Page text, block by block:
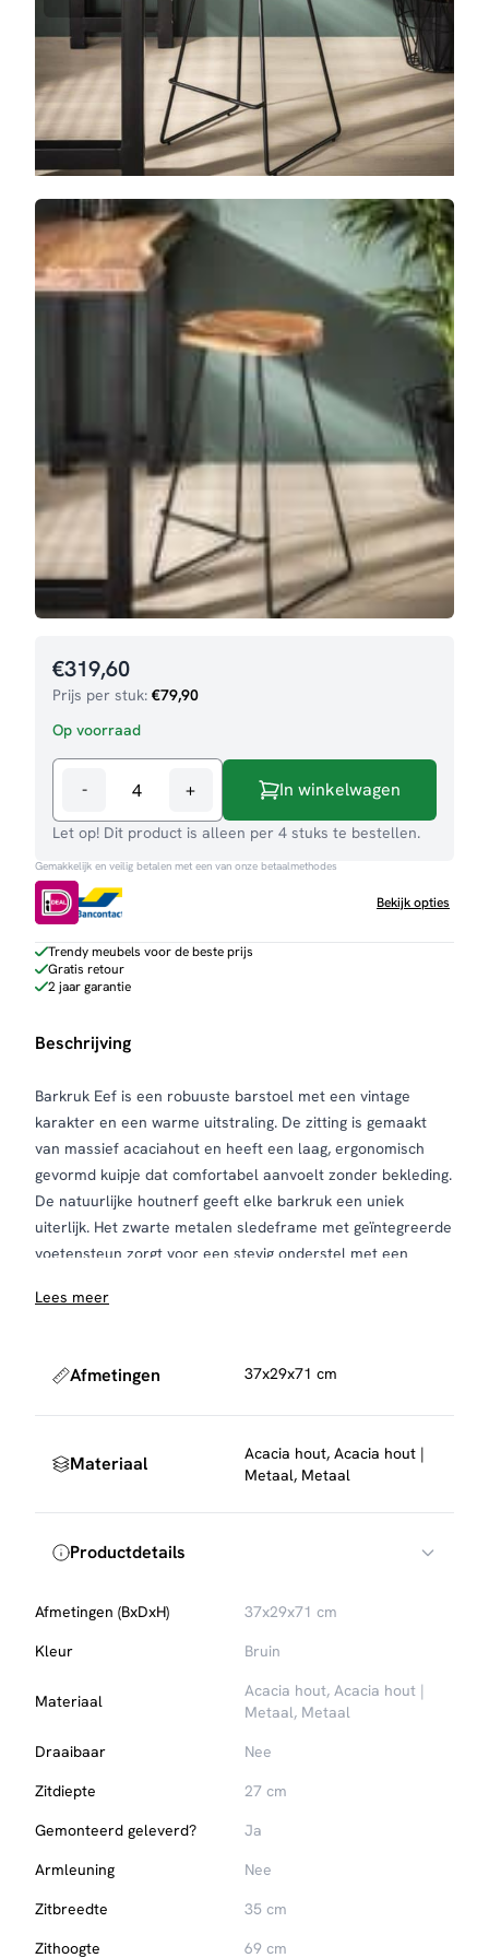
€319,60
Prijs per stuk: €79,90
Op voorraad
-
Eef
+ In winkelwagen
Let op! Dit product is alleen per 4 stuks te bestellen.
Gemakkelijk en veilig betalen met een van onze betaalmethodes
Bekijk opties
Trendy meubels voor de beste prijs
Gratis retour
2 jaar garantie
Beschrijving
Barkruk Eef is een robuuste barstoel met een vintage
karakter en een warme uitstraling. De zitting is gemaakt
van massief acaciahout en heeft een laag, ergonomisch
gevormd kuipje dat comfortabel aanvoelt zonder bekleding.
De natuurlijke houtnerf geeft elke barkruk een uniek
uiterlijk. Het zwarte metalen sledeframe met geïntegreerde
voetensteun zorgt voor een stevig onderstel met een
houttinten en wordt per set van twee stuks geleverd.
bartafel.
Onderhoud en beschermingOm het hout in goede conditie
nemen met een droge of licht vochtige doek. Vermijd
agressieve schoonmaakmiddelen en langdurige
blootstelling aan zonlicht of warmtebronnen. Voor het
metalen frame volstaat afnemen met een zachte doek.
Lees meer
Afmetingen 37x29x71 cm
Materiaal
Acacia hout, Acacia hout |
Metaal, Metaal
Productdetails
Afmetingen (BxDxH)
37x29x71 cm
Kleur
Bruin
Materiaal
Acacia hout, Acacia hout |
Metaal, Metaal
Draaibaar
Nee
Zitdiepte
27 cm
Gemonteerd geleverd?
Ja
Armleuning
Nee
Zitbreedte
35 cm
Zithoogte
69 cm